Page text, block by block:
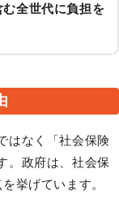
全世代に負担を
はなく「社会保険
。政府は、社会保
挙げています。